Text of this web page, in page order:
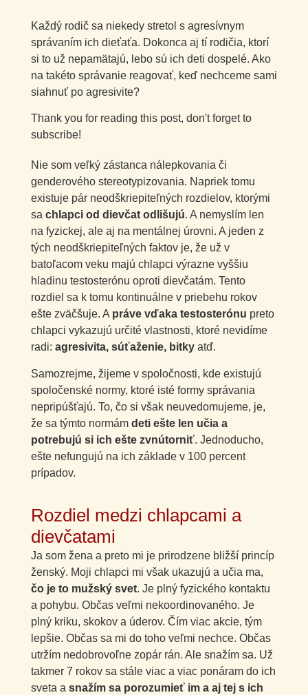
Každý rodič sa niekedy stretol s agresívnym
správaním ich dieťaťa. Dokonca aj tí rodičia, ktorí
si to už nepamätajú, lebo sú ich deti dospelé. Ako
na takéto správanie reagovať, keď nechceme sami
siahnuť po agresivite?
Thank you for reading this post, don't forget to
subscribe!
Nie som veľký zástanca nálepkovania či
genderového stereotypizovania. Napriek tomu
existuje pár neodškriepiteľných rozdielov, ktorými
sa chlapci od dievčat odlišujú. A nemyslím len
na fyzickej, ale aj na mentálnej úrovni. A jeden z
tých neodškriepiteľných faktov je, že už v
batoľacom veku majú chlapci výrazne vyššiu
hladinu testosterónu oproti dievčatám. Tento
rozdiel sa k tomu kontinuálne v priebehu rokov
ešte zväčšuje. A práve vďaka testosterónu preto
chlapci vykazujú určité vlastnosti, ktoré nevidíme
radi: agresivita, súťaženie, bitky atď.
Samozrejme, žijeme v spoločnosti, kde existujú
spoločenské normy, ktoré isté formy správania
nepripúšťajú. To, čo si však neuvedomujeme, je,
že sa týmto normám deti ešte len učia a
potrebujú si ich ešte zvnútorniť. Jednoducho,
ešte nefungujú na ich základe v 100 percent
prípadov.
Rozdiel medzi chlapcami a
dievčatami
Ja som žena a preto mi je prirodzene bližší princíp
ženský. Moji chlapci mi však ukazujú a učia ma,
čo je to mužský svet. Je plný fyzického kontaktu
a pohybu. Občas veľmi nekoordinovaného. Je
plný kriku, skokov a úderov. Čím viac akcie, tým
lepšie. Občas sa mi do toho veľmi nechce. Občas
utržím nedobrovoľne zopár rán. Ale snažím sa. Už
takmer 7 rokov sa stále viac a viac ponáram do ich
sveta a snažím sa porozumieť im a aj tej s ich